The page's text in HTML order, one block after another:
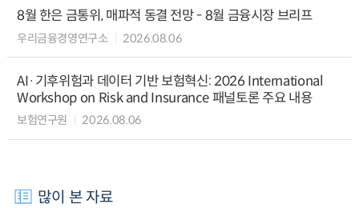
8월 한은 금통위, 매파적 동결 전망 - 8월 금융시장 브리프
우리금융경영연구소 2026.08.06
AI·기후위험과 데이터 기반 보험혁신: 2026 International
Workshop on Risk and Insurance 패널토론 주요 내용
보험연구원 2026.08.06
많이 본 자료